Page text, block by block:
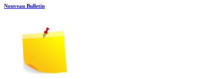
Nouveau Bulletin